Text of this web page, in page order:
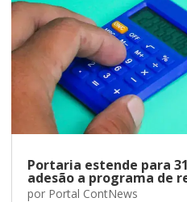
Portaria estende para
adesão a programa de
por Portal ContNews